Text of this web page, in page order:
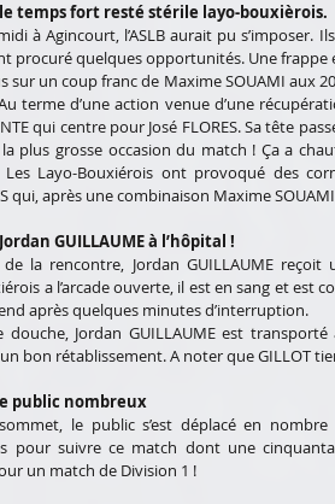
temps fort resté stérile layo-bouxièrois.
à Agincourt, l’ASLB aurait pu
procuré quelques opportunités. Une frappe
sur un coup franc de Maxime SOUAMI aux
terme d’une action venue d’une
qui centre pour José FLORES. Sa tête
la plus grosse occasion du match ! Ça a
Layo-Bouxiérois ont provoqué des
qui, après une combinaison Maxime
GUILLAUME à l’hôpital !
la rencontre, Jordan GUILLAUME reçoit
a l’arcade ouverte, il est en sang et est
après quelques minutes d’interruption.
Jordan GUILLAUME est transporté
bon rétablissement. A noter que GILLOT
public nombreux
le public s’est déplacé en
pour suivre ce match dont une
un match de Division 1 !